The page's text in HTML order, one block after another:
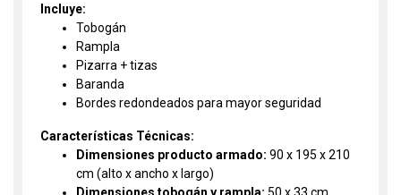
Incluye:
Tobogán
Rampla
Pizarra + tizas
Baranda
Bordes redondeados para mayor seguridad
Características Técnicas:
Dimensiones producto armado: 90 x 195 x 210
cm (alto x ancho x largo)
Dimensiones tobogán y rampla: 50 x 33 cm